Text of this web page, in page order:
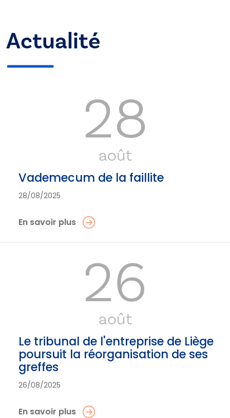
Actualité
28
août
Vademecum de la faillite
28/08/2025
En savoir plus
26
août
Le tribunal de l'entreprise de Liège
poursuit la réorganisation de ses
greffes
26/08/2025
En savoir plus